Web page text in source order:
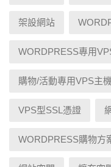
架設網站
WORDPRESS專用
購物/活動專用VPS主機
VPS型SSL憑證
WORDPRESS購物方